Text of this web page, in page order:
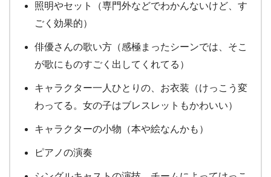
照明やセット（専門外などでわかんないけど、す
ごく効果的）
俳優さんの歌い方（感極まったシーンでは、そこ
が歌にものすごく出してくれてる）
キャラクター一人ひとりの、お衣装（けっこう変
わってる。女の子はブレスレットもかわいい）
キャラクターの小物（本や絵なんかも）
ピアノの演奏